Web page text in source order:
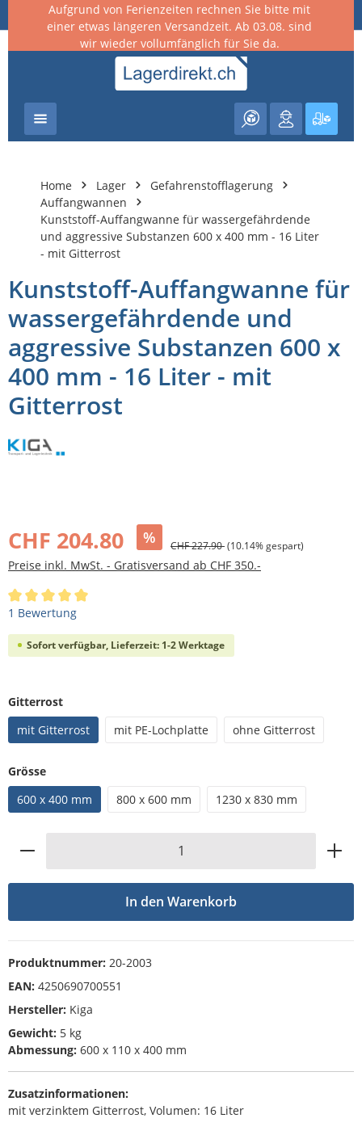
springen
Aufgrund von Ferienzeiten rechnen Sie bitte mit
einer etwas längeren Versandzeit. Ab 03.08. sind
wir wieder vollumfänglich für Sie da.
Home Lager
Gefahrenstofflagerung
Auffangwannen
Kunststoff-Auffangwanne für wassergefährdende
und aggressive Substanzen 600 x 400 mm - 16 Liter
- mit Gitterrost
Kunststoff-Auffangwanne für
wassergefährdende und
aggressive Substanzen 600 x
400 mm - 16 Liter - mit
Gitterrost
CHF 204.80 % CHF 227.90(10.14% gespart)
Preise inkl. MwSt. - Gratisversand ab CHF 350.-
Durchschnittliche Bewertung von 5 von 5 Sternen
1 Bewertung
Sofort verfügbar, Lieferzeit: 1-2 Werktage
Gitterrostauswählen
mit Gitterrost
mit PE-Lochplatte ohne Gitterrost
Grösseauswählen
600 x 400 mm
800 x 600 mm 1230 x 830 mm
Produkt Anzahl: Gib den gewünschten
In den Warenkorb
Produktnummer: 20-2003
EAN: 4250690700551
Hersteller: Kiga
Gewicht: 5 kg
Abmessung: 600 x 110 x 400 mm
Zusatzinformationen:
mit verzinktem Gitterrost, Volumen: 16 Liter